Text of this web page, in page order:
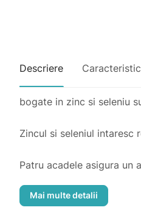
Descriere
bogate in zinc si seleniu
Zincul si seleniul intaresc
Patru acadele asigura un
Recomandari: